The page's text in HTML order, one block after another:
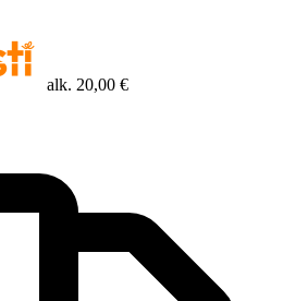
alk. 20,00 €